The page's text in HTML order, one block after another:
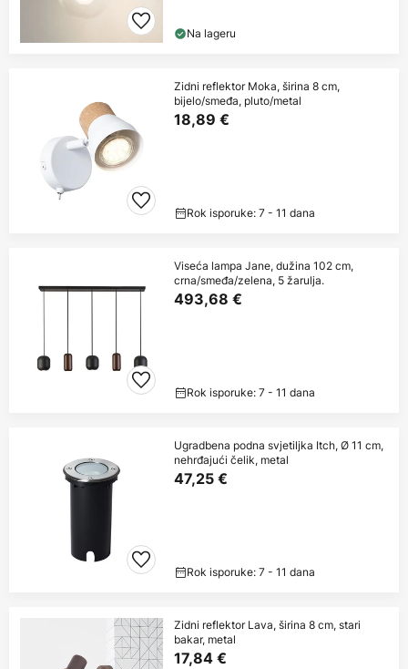
Na lageru
Zidni reflektor Moka, širina 8 cm,
bijelo/smeđa, pluto/metal
18,89 €
Rok isporuke: 7 - 11 dana
Viseća lampa Jane, dužina 102 cm,
crna/smeđa/zelena, 5 žarulja.
493,68 €
Rok isporuke: 7 - 11 dana
Ugradbena podna svjetiljka Itch, Ø 11 cm,
nehrđajući čelik, metal
47,25 €
Rok isporuke: 7 - 11 dana
Zidni reflektor Lava, širina 8 cm, stari
bakar, metal
17,84 €